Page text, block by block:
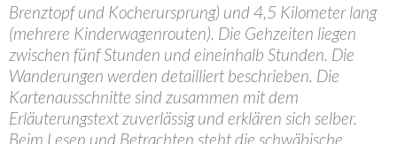
Brenztopf und Kocherursprung) und 4,5 Kilometer lang
(mehrere Kinderwagenrouten). Die Gehzeiten liegen
zwischen fünf Stunden und eineinhalb Stunden. Die
Wanderungen werden detailliert beschrieben. Die
Kartenausschnitte sind zusammen mit dem
Erläuterungstext zuverlässig und erklären sich selber.
Beim Lesen und Betrachten steht die schwäbische